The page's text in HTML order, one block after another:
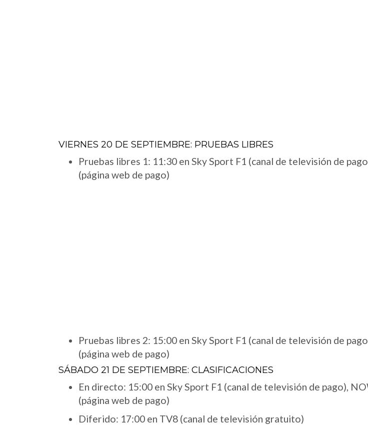
VIERNES 20 DE SEPTIEMBRE: PRUEBAS LIBRES
Pruebas libres 1: 11:30 en Sky Sport F1 (canal de televisión de
(página web de pago)
Pruebas libres 2: 15:00 en Sky Sport F1 (canal de televisión de
(página web de pago)
SÁBADO 21 DE SEPTIEMBRE: CLASIFICACIONES
En directo: 15:00 en Sky Sport F1 (canal de televisión de pago),
(página web de pago)
Diferido: 17:00 en TV8 (canal de televisión gratuito)